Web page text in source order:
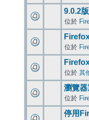
9.0.2
位於
位於
位於 其
瀏覽器
位於
停用